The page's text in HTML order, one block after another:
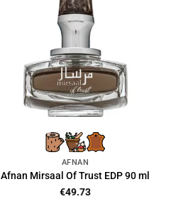
AFNAN
Afnan Mirsaal Of Trust EDP 90 ml
€49.73